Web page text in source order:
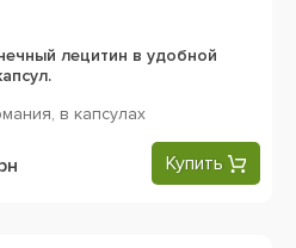
лецитин в удобной
в капсулах
Купить